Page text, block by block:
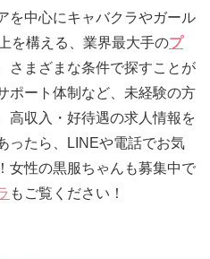
を中心にキャバクラやガール
を構える、業界最大手のプ
さまざまな条件で探すことが
ポート体制など、未経験の方
高収入・好待遇の求人情報を
ったら、LINEや電話でお気
女性の黒服ちゃんも募集中で
もご覧ください！